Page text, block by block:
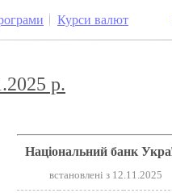
Курси валют
р.
Національний банк
встановлені з 12.11.2025